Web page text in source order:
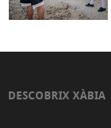
DESCOBRIX XÀBIA